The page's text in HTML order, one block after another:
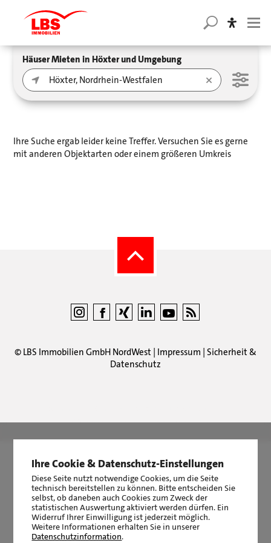
Häuser Mieten in Höxter und Umgebung
Ihre Suche ergab leider keine Treffer. Versuchen Sie es gerne
mit anderen Objektarten oder einem größeren Umkreis
© LBS Immobilien GmbH NordWest | Impressum | Sicherheit &
Datenschutz
|2510Bewertungen auf ProvenExpert.com
Ihre Cookie & Datenschutz-Einstellungen
Diese Seite nutzt notwendige Cookies, um die Seite
technisch bereitstellen zu können. Bitte entscheiden Sie
selbst, ob daneben auch Cookies zum Zweck der
statistischen Auswertung aktiviert werden dürfen. Ein
Widerruf Ihrer Einwilligung ist jederzeit möglich.
Weitere Informationen erhalten Sie in unserer
Datenschutzinformation.